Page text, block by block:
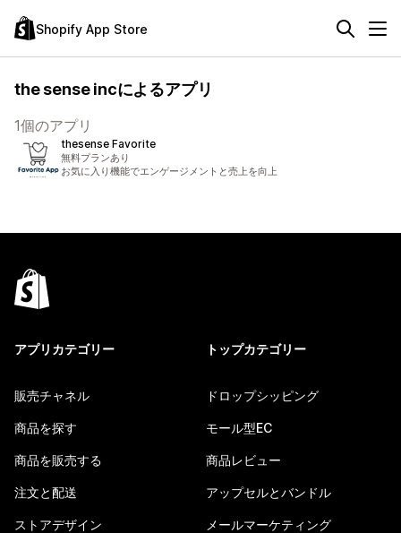
Shopify App Store
the sense incによるアプリ
1個のアプリ
thesense Favorite
無料プランあり
お気に入り機能でエンゲージメントと売上を向上
アプリカテゴリー
販売チャネル
商品を探す
商品を販売する
注文と配送
ストアデザイン
トップカテゴリー
ドロップシッピング
モール型EC
商品レビュー
アップセルとバンドル
メールマーケティング